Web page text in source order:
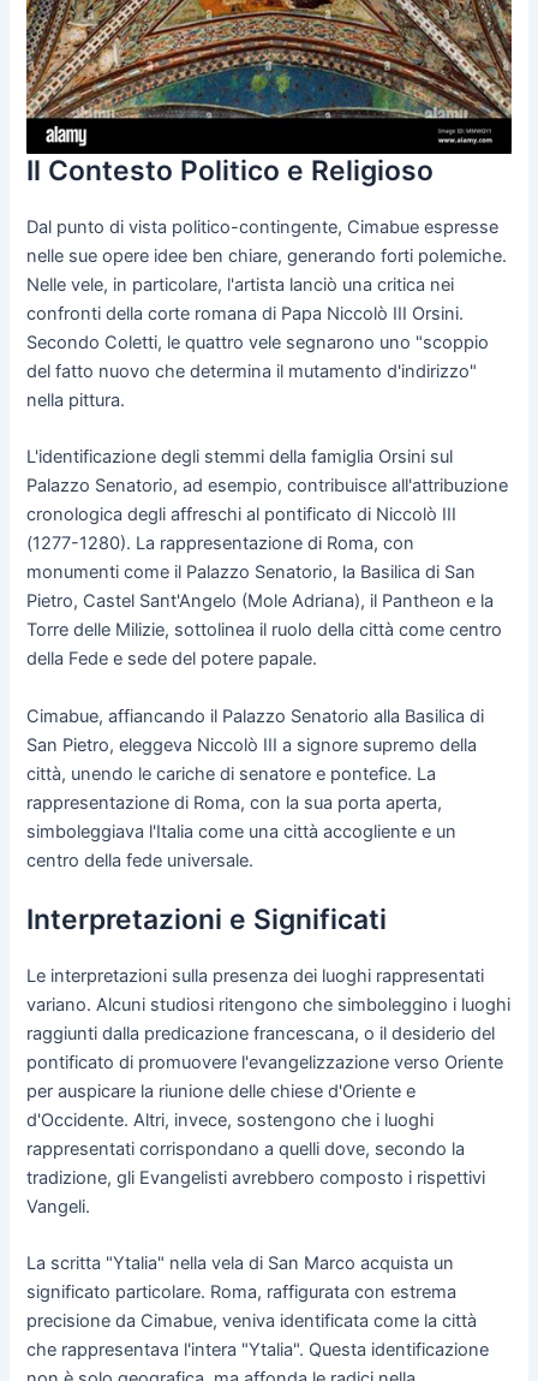
Il Contesto Politico e Religioso
Dal punto di vista politico-contingente, Cimabue espresse
nelle sue opere idee ben chiare, generando forti polemiche.
Nelle vele, in particolare, l'artista lanciò una critica nei
confronti della corte romana di Papa Niccolò III Orsini.
Secondo Coletti, le quattro vele segnarono uno "scoppio
del fatto nuovo che determina il mutamento d'indirizzo"
nella pittura.
L'identificazione degli stemmi della famiglia Orsini sul
Palazzo Senatorio, ad esempio, contribuisce all'attribuzione
cronologica degli affreschi al pontificato di Niccolò III
(1277-1280). La rappresentazione di Roma, con
monumenti come il Palazzo Senatorio, la Basilica di San
Pietro, Castel Sant'Angelo (Mole Adriana), il Pantheon e la
Torre delle Milizie, sottolinea il ruolo della città come centro
della Fede e sede del potere papale.
Cimabue, affiancando il Palazzo Senatorio alla Basilica di
San Pietro, eleggeva Niccolò III a signore supremo della
città, unendo le cariche di senatore e pontefice. La
rappresentazione di Roma, con la sua porta aperta,
simboleggiava l'Italia come una città accogliente e un
centro della fede universale.
Interpretazioni e Significati
Le interpretazioni sulla presenza dei luoghi rappresentati
variano. Alcuni studiosi ritengono che simboleggino i luoghi
raggiunti dalla predicazione francescana, o il desiderio del
pontificato di promuovere l'evangelizzazione verso Oriente
per auspicare la riunione delle chiese d'Oriente e
d'Occidente. Altri, invece, sostengono che i luoghi
rappresentati corrispondano a quelli dove, secondo la
tradizione, gli Evangelisti avrebbero composto i rispettivi
Vangeli.
La scritta "Ytalia" nella vela di San Marco acquista un
significato particolare. Roma, raffigurata con estrema
precisione da Cimabue, veniva identificata come la città
che rappresentava l'intera "Ytalia". Questa identificazione